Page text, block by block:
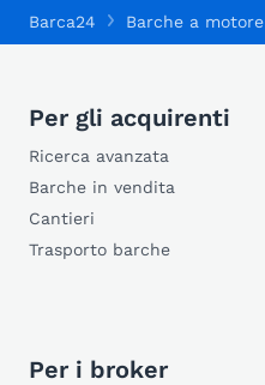
Barca24 Barche a motore
Per gli acquirenti
Ricerca avanzata
Barche in vendita
Cantieri
Trasporto barche
Per i broker